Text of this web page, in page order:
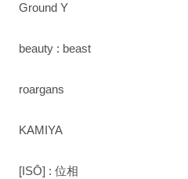
Ground Y
beauty : beast
roargans
KAMIYA
[ISŌ] : 位相